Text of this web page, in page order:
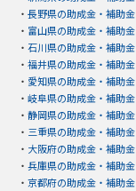
・ 長野県の助成金・補助金
・ 富山県の助成金・補助金
・ 石川県の助成金・補助金
・ 福井県の助成金・補助金
・ 愛知県の助成金・補助金
・ 岐阜県の助成金・補助金
・ 静岡県の助成金・補助金
・ 三重県の助成金・補助金
・ 大阪府の助成金・補助金
・ 兵庫県の助成金・補助金
・ 京都府の助成金・補助金